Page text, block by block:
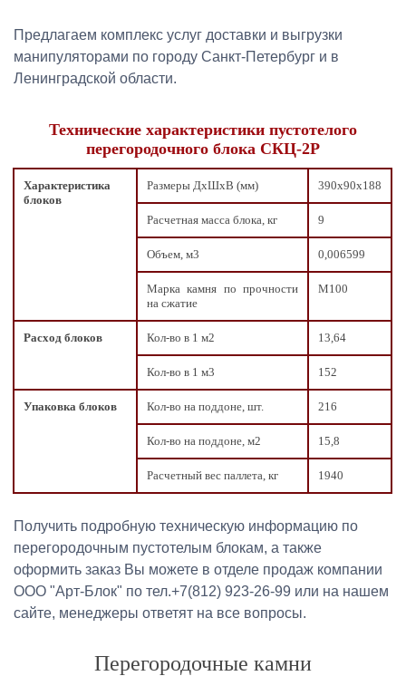
Предлагаем комплекс услуг доставки и выгрузки
манипуляторами по городу Санкт-Петербург и в
Ленинградской области.
Технические характеристики пустотелого
перегородочного блока СКЦ-2Р
Характеристика
блоков
Размеры ДxШxВ (мм) 390х90х188
Расчетная масса блока, кг 9
Объем, м3 0,006599
Марка камня по прочности
на сжатие
М100
Расход блоков Кол-во в 1 м2 13,64
Кол-во в 1 м3 152
Упаковка блоков Кол-во на поддоне, шт. 216
Кол-во на поддоне, м2 15,8
Расчетный вес паллета, кг 1940
Получить подробную техническую информацию по
перегородочным пустотелым блокам, а также
оформить заказ Вы можете в отделе продаж компании
ООО "Арт-Блок" по тел.+7(812) 923-26-99 или на нашем
сайте, менеджеры ответят на все вопросы.
Перегородочные камни